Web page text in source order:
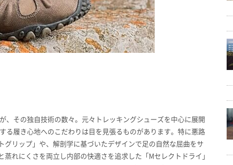
、その独自技術の数々。元々トレッキングシューズを中心に展開
る履き心地へのこだわりは目を見張るものがあります。特に悪路
リップ」や、解剖学に基づいたデザインで足の自然な屈曲をサ
れにくさを両立し内部の快適さを追求した「Mセレクトドライ」